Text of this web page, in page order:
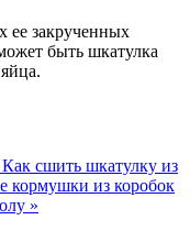
ее закрученных
быть шкатулка
Как сшить шкатулку из
кормушки из коробок
»